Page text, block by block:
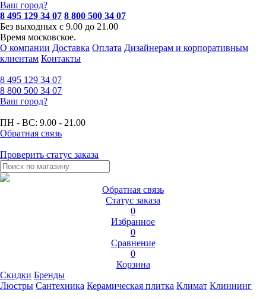
Ваш город?
8 495 129 34 07 8 800 500 34 07
Без выходных с 9.00 до 21.00
Время московское.
О компании Доставка Оплата Дизайнерам и корпоративным
клиентам Контакты
8 495 129 34 07
8 800 500 34 07
Ваш город?
ПН - ВС: 9.00 - 21.00
Обратная связь
Проверить статус заказа
Обратная связь
Статус заказа
0
Избранное
0
Сравнение
0
Корзина
Скидки Бренды
Люстры Сантехника Керамическая плитка Климат Клиннинг